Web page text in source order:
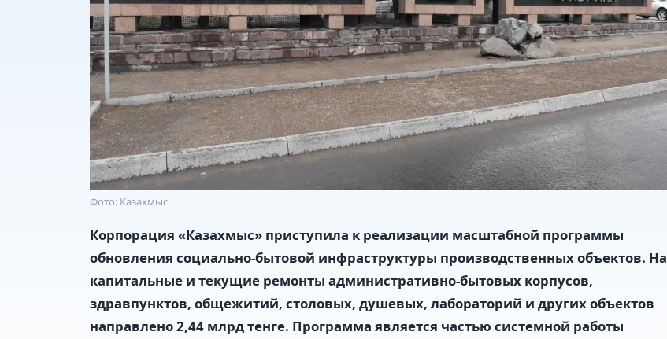
Фото: Казахмыс
Корпорация «Казахмыс» приступила к реализации масштабной программы
обновления социально-бытовой инфраструктуры производственных объектов. На
капитальные и текущие ремонты административно-бытовых корпусов,
здравпунктов, общежитий, столовых, душевых, лабораторий и других объектов
направлено 2,44 млрд тенге. Программа является частью системной работы